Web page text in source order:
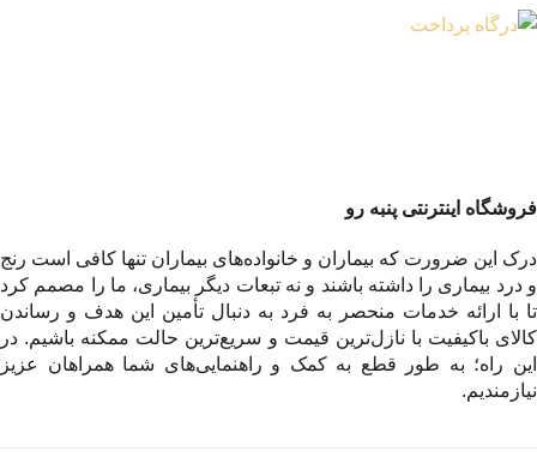
فروشگاه اینترنتی پنبه رو
درک این ضرورت که بیماران و خانواده‌های بیماران تنها کافی است رنج
و درد بیماری را داشته باشند و نه تبعات دیگر بیماری، ما را مصمم کرد
تا با ارائه خدمات منحصر به فرد به دنبال تأمین این هدف و رساندن
کالای باکیفیت با نازل‌ترین قیمت و سریع‌ترین حالت ممکنه باشیم. در
این راه؛ به طور قطع به کمک و راهنمایی‌های شما همراهان عزیز
نیازمندیم.